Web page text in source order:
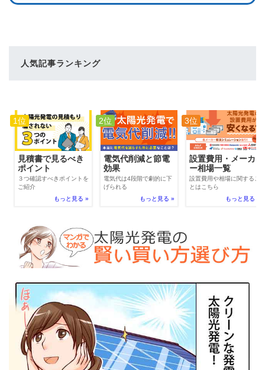
人気記事ランキング
1位
見積書で見るべき
ポイント
３つ確認すべきポイントを
ご紹介
もっと見る »
2位
電気代削減と節電
効果
電気代は4段階で劇的に下
げられる
もっと見る »
3位
設置費用・メーカ
ー相場一覧
設置費用や相場に関するこ
とはこちら
もっと見る »